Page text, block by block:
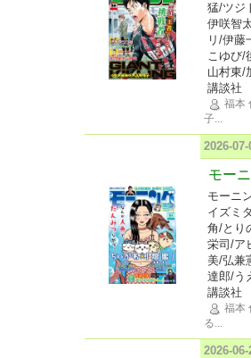
猛/ツジ
伊咲智
リ/伊藤
こゆび/
山村東/
講談社
福本
子...
2026-
モー
モーニ
イズミ
角/とり
栄司/ア
美/弘兼
達郎/う
講談社
福本
る...
2026-